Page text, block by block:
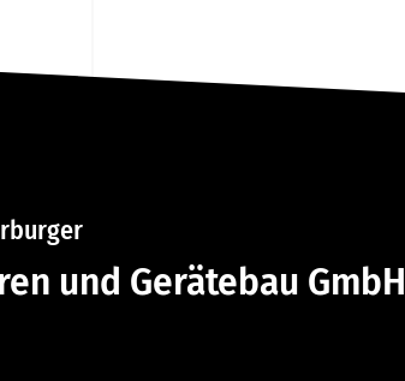
und Gerätebau GmbH